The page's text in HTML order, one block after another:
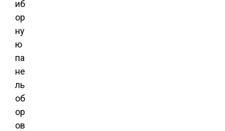
иб
ор
ну
ю
па
не
ль
об
ор
ов